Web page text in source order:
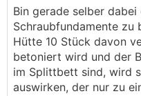
Bin gerade selber
Schraubfundamente zu
Hütte 10 Stück davon
betoniert wird und der
im Splittbett sind, wird
auswirken, der nur zu